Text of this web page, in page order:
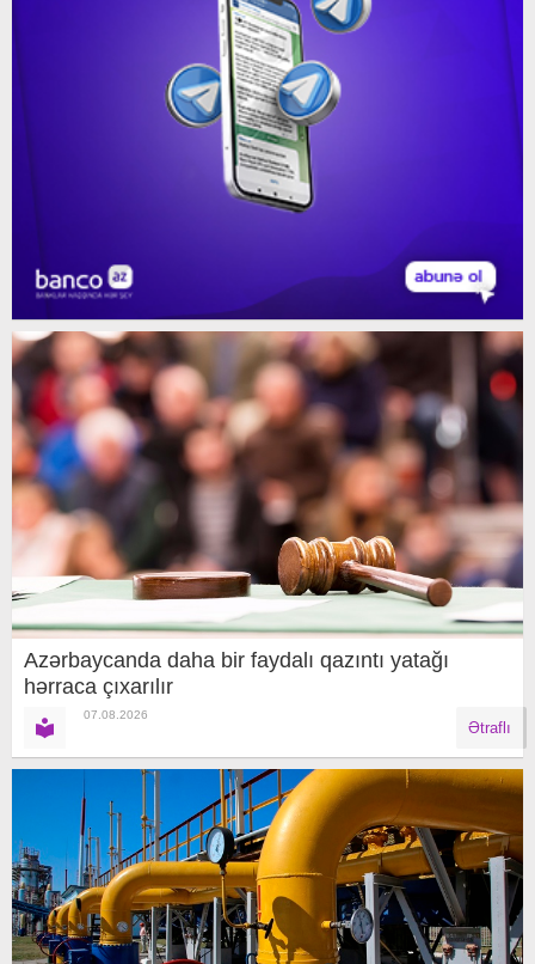
Azərbaycanda daha bir faydalı qazıntı yatağı
hərraca çıxarılır
07.08.2026
Ətraflı